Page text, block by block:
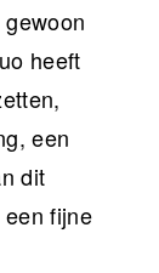
heeft
een
dit
fijne